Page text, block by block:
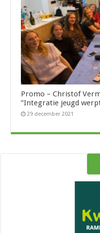
Promo – Christof
”Integratie jeugd
29 december 2021